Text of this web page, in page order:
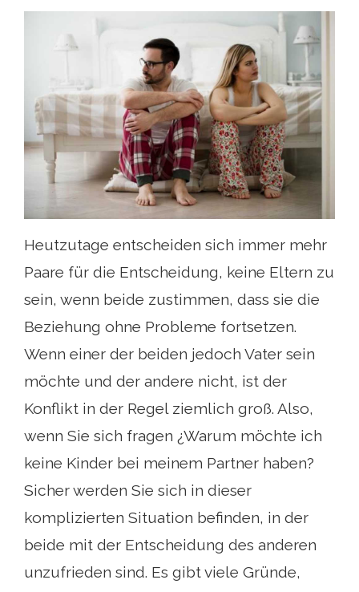
Heutzutage entscheiden sich immer mehr
Paare für die Entscheidung, keine Eltern zu
sein, wenn beide zustimmen, dass sie die
Beziehung ohne Probleme fortsetzen.
Wenn einer der beiden jedoch Vater sein
möchte und der andere nicht, ist der
Konflikt in der Regel ziemlich groß. Also,
wenn Sie sich fragen ¿Warum möchte ich
keine Kinder bei meinem Partner haben?
Sicher werden Sie sich in dieser
komplizierten Situation befinden, in der
beide mit der Entscheidung des anderen
unzufrieden sind. Es gibt viele Gründe,